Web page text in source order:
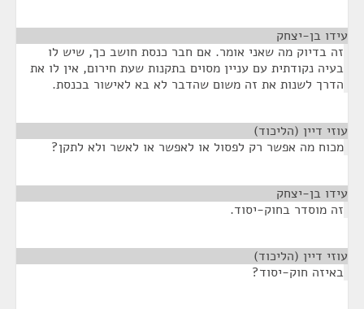
עידו בן-יצחק
זה בדיוק מה שאני אומר. אם חבר כנסת חושב כך, שיש לו
בעיה נקודתית עם עניין מסוים בתקנות שעת חירום, אין לו את
הדרך לשנות את זה משום שהדבר לא בא לאישור בכנסת.
עוזי דיין (הליכוד)
מכוח מה אפשר רק לפסול או לאפשר או לאשר ולא לתקן?
עידו בן-יצחק
זה מוסדר בחוק-יסוד.
עוזי דיין (הליכוד)
באיזה חוק-יסוד?